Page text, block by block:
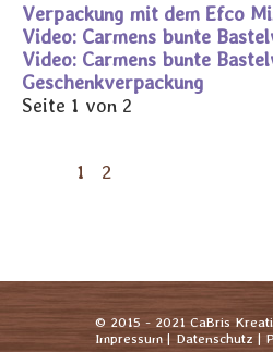
Verpackung mit dem Efco
Video: Carmens bunte
Video: Carmens bunte
Geschenkverpackung
Seite 1 von 2
1 2
© 2015 - 2021 CaBris
Impressum | Datenschutz |